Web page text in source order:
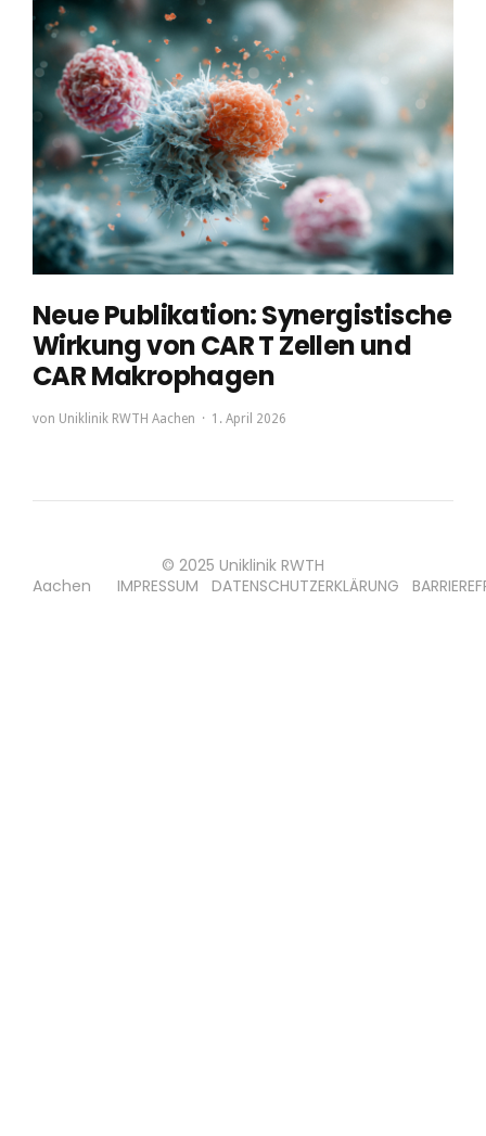
Neue Publikation: Synergistische
Wirkung von CAR T Zellen und
CAR Makrophagen
von Uniklinik RWTH Aachen 1. April 2026
© 2025 Uniklinik RWTH
Aachen IMPRESSUM DATENSCHUTZERKLÄRUNG